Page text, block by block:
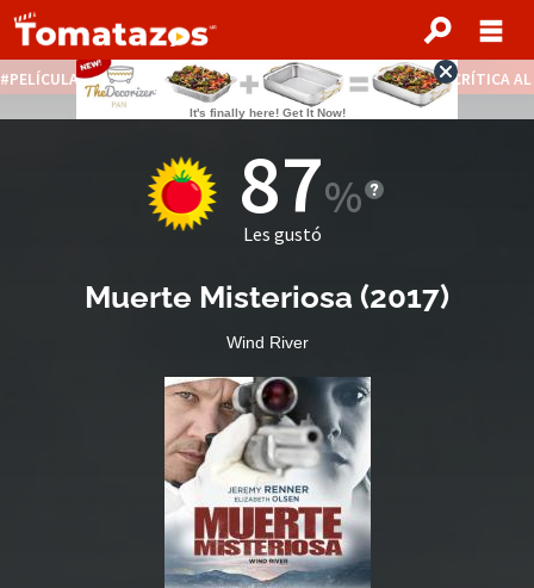
PELÍCULAS STREAMING GRATIS NOTICIAS DESTACADAS CRÍTICA
87
Les gustó
Muerte Misteriosa (2017)
Wind River